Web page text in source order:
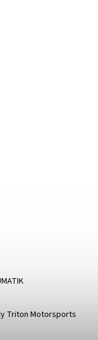
Triton Motorsports